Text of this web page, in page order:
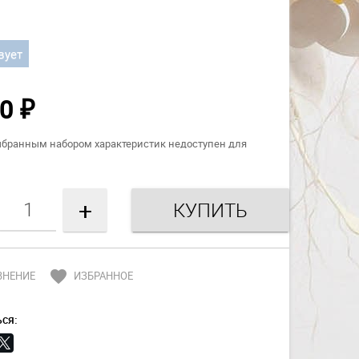
₽
набором характеристик недоступен для
+
favorite ИЗБРАННОЕ